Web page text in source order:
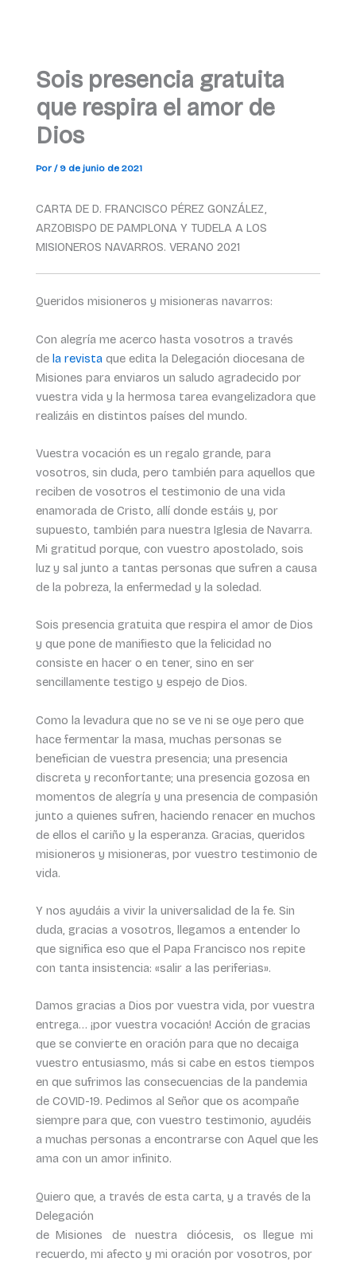
Sois presencia gratuita
que respira el amor de
Dios
Por / 9 de junio de 2021
CARTA DE D. FRANCISCO PÉREZ GONZÁLEZ,
ARZOBISPO DE PAMPLONA Y TUDELA A LOS
MISIONEROS NAVARROS. VERANO 2021
Queridos misioneros y misioneras navarros:
Con alegría me acerco hasta vosotros a través
de la revistaque edita la Delegación diocesana de
Misiones para enviaros un saludo agradecido por
vuestra vida y la hermosa tarea evangelizadora que
realizáis en distintos países del mundo.
Vuestra vocación es un regalo grande, para
vosotros, sin duda, pero también para aquellos que
reciben de vosotros el testimonio de una vida
enamorada de Cristo, allí donde estáis y, por
supuesto, también para nuestra Iglesia de Navarra.
Mi gratitud porque, con vuestro apostolado, sois
luz y sal junto a tantas personas que sufren a causa
de la pobreza, la enfermedad y la soledad.
Sois presencia gratuita que respira el amor de Dios
y que pone de manifiesto que la felicidad no
consiste en hacer o en tener, sino en ser
sencillamente testigo y espejo de Dios.
Como la levadura que no se ve ni se oye pero que
hace fermentar la masa, muchas personas se
benefician de vuestra presencia; una presencia
discreta y reconfortante; una presencia gozosa en
momentos de alegría y una presencia de compasión
junto a quienes sufren, haciendo renacer en muchos
de ellos el cariño y la esperanza. Gracias, queridos
misioneros y misioneras, por vuestro testimonio de
vida.
Y nos ayudáis a vivir la universalidad de la fe. Sin
duda, gracias a vosotros, llegamos a entender lo
que significa eso que el Papa Francisco nos repite
con tanta insistencia: «salir a las periferias».
Damos gracias a Dios por vuestra vida, por vuestra
entrega… ¡por vuestra vocación! Acción de gracias
que se convierte en oración para que no decaiga
vuestro entusiasmo, más si cabe en estos tiempos
en que sufrimos las consecuencias de la pandemia
de COVID-19. Pedimos al Señor que os acompañe
siempre para que, con vuestro testimonio, ayudéis
a muchas personas a encontrarse con Aquel que les
ama con un amor infinito.
Quiero que, a través de esta carta, y a través de la
Delegación
de Misiones de nuestra diócesis, os llegue mi
recuerdo, mi afecto y mi oración por vosotros, por